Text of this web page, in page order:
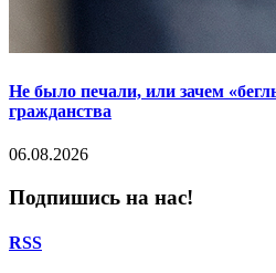
Не было печали, или зачем
гражданства
06.08.2026
Подпишись на нас!
RSS